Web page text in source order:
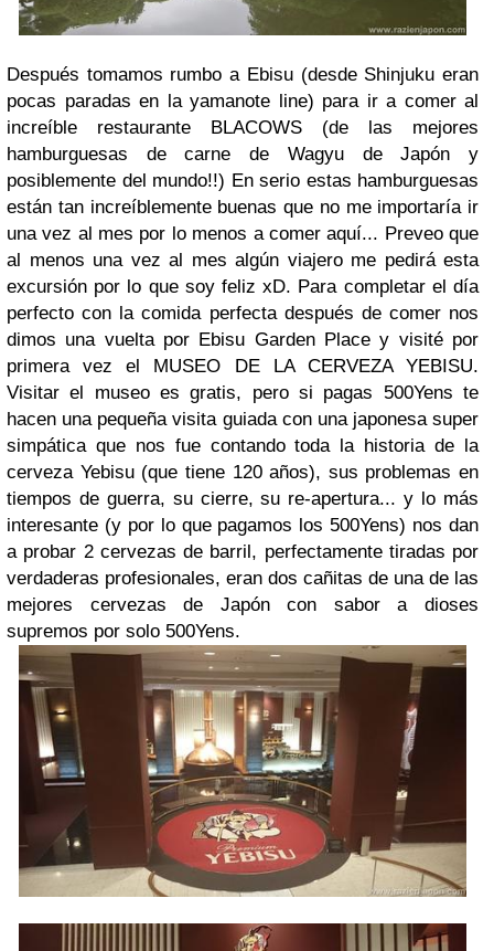
Después tomamos rumbo a Ebisu (desde Shinjuku eran
pocas paradas en la yamanote line) para ir a comer al
increíble restaurante BLACOWS (de las mejores
hamburguesas de carne de Wagyu de Japón y
posiblemente del mundo!!) En serio estas hamburguesas
están tan increíblemente buenas que no me importaría ir
una vez al mes por lo menos a comer aquí... Preveo que
al menos una vez al mes algún viajero me pedirá esta
excursión por lo que soy feliz xD. Para completar el día
perfecto con la comida perfecta después de comer nos
dimos una vuelta por Ebisu Garden Place y visité por
primera vez el MUSEO DE LA CERVEZA YEBISU.
Visitar el museo es gratis, pero si pagas 500Yens te
hacen una pequeña visita guiada con una japonesa super
simpática que nos fue contando toda la historia de la
cerveza Yebisu (que tiene 120 años), sus problemas en
tiempos de guerra, su cierre, su re-apertura... y lo más
interesante (y por lo que pagamos los 500Yens) nos dan
a probar 2 cervezas de barril, perfectamente tiradas por
verdaderas profesionales, eran dos cañitas de una de las
mejores cervezas de Japón con sabor a dioses
supremos por solo 500Yens.